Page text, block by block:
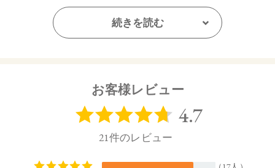
・VCショットの代わりに
・VCショットと一緒に
・栄養機能食品（ビタミンB2・ビタミンB12 ）
トーン ドリーム フローラ VC ショット デイ ブライトニン
グ プラス
続きを読む
お客様レビュー